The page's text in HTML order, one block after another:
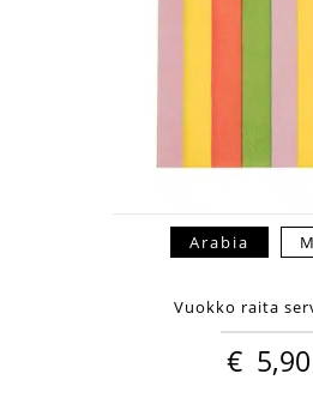
Arabia
Vuokko raita
€ 5,90